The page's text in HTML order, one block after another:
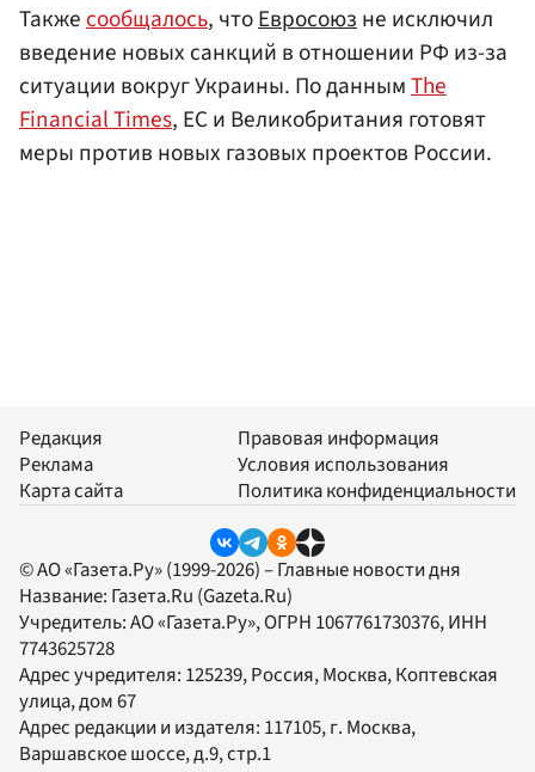
Такжесообщалось, чтоЕвросоюзне исключил
введение новых санкций в отношении РФ из-за
ситуации вокруг Украины. По даннымThe
Financial Times, ЕС и Великобритания готовят
меры против новых газовых проектов России.
Редакция
Реклама
Карта сайта
Правовая информация
Условия использования
Политика конфиденциальности
© АО «Газета.Ру» (1999-2026) – Главные новости дня
Название: Газета.Ru (Gazeta.Ru)
Учредитель:АО «Газета.Ру», ОГРН 1067761730376, ИНН
7743625728
Адрес учредителя: 125239, Россия, Москва, Коптевская
улица, дом 67
Адрес редакции и издателя: 117105, г. Москва,
Варшавское шоссе, д.9, стр.1